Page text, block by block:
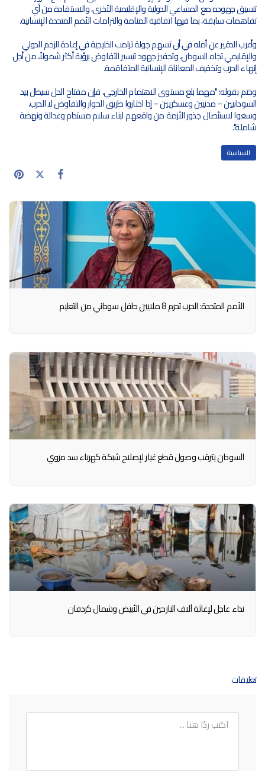
تنسيق جهوده مع المساعي الدولية والإقليمية الأخرى، والاستفادة من أي
تفاهمات سابقة، بما فيها اتفاقية المنامة والتزامات الأمم المتحدة الإنسانية.
وأعرب الدقير عن أمله في أن تسهم جولة ترامب الخليجية في إعادة الزخم الدولي
والإقليمي تجاه السودان، وتحفيز جهود تيسير التفاوض برؤية أكثر شمولاً، من أجل
إنهاء الحرب وتخفيف المعاناة الإنسانية المتفاقمة.
وختم بقوله: "مهما بلغ مستوى الاهتمام الخارجي، فإن مفتاح الحل سيظل بيد
السودانيين – مدنيين وعسكريين – إذا اختاروا طريق الحوار والتفاوض لا الحرب،
وسعوا لاستئصال جذور الأزمة من واقعهم لبناء سلام مستدام وعدالة ونهضة
شاملة".
السياسية
الأمم المتحدة: الحرب تحرم 8 ملايين طفل سوداني من التعليم
السودان يترقب وصول قطع غيار لإصلاح شبكة كهرباء سد مروي
نداء عاجل لإغاثة آلاف النازحين في الأبيض وشمال كردفان
تعليقات